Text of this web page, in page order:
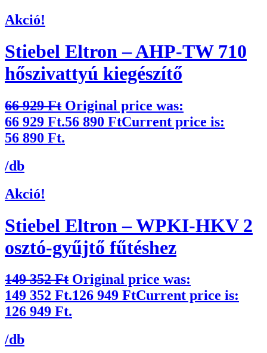
Akció!
Stiebel Eltron – AHP-TW 710
hőszivattyú kiegészítő
66 929Ft Original price was:
66 929 Ft.56 890 FtCurrent price is:
56 890 Ft.
/db
Akció!
Stiebel Eltron – WPKI-HKV 2
osztó-gyűjtő fűtéshez
149 352Ft Original price was:
149 352 Ft.126 949 FtCurrent price is:
126 949 Ft.
/db